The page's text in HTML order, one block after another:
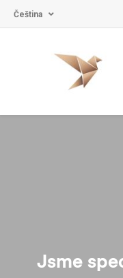
Čeština
Jsme